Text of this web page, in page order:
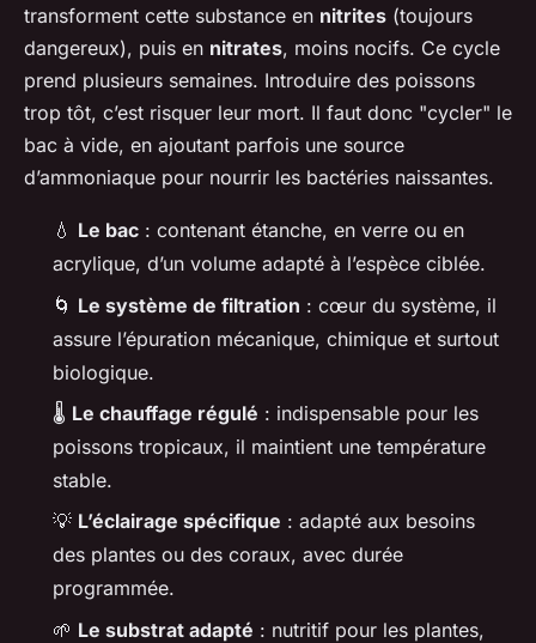
transforment cette substance en nitrites (toujours
dangereux), puis en nitrates, moins nocifs. Ce cycle
prend plusieurs semaines. Introduire des poissons
trop tôt, c’est risquer leur mort. Il faut donc "cycler" le
bac à vide, en ajoutant parfois une source
d’ammoniaque pour nourrir les bactéries naissantes.
💧 Le bac : contenant étanche, en verre ou en
acrylique, d’un volume adapté à l’espèce ciblée.
🌀 Le système de filtration : cœur du système, il
assure l’épuration mécanique, chimique et surtout
biologique.
🌡️ Le chauffage régulé : indispensable pour les
poissons tropicaux, il maintient une température
stable.
💡 L’éclairage spécifique : adapté aux besoins
des plantes ou des coraux, avec durée
programmée.
🌱 Le substrat adapté : nutritif pour les plantes,